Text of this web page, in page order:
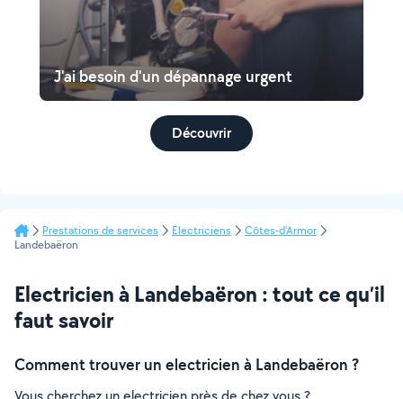
J'ai besoin d'un dépannage urgent
Découvrir
Prestations de services Electriciens
Côtes-d'Armor
Landebaëron
Electricien à Landebaëron : tout ce qu’il
faut savoir
Comment trouver un electricien à Landebaëron ?